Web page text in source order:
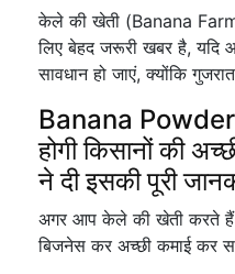
केले की खेती (Banana
लिए बेहद जरूरी खबर है,
सावधान हो जाएं, क्योंकि
Banana
होगी किसानों की
ने दी इसकी पूरी
अगर आप केले की खेती करते
बिजनेस कर अच्छी कमाई कर